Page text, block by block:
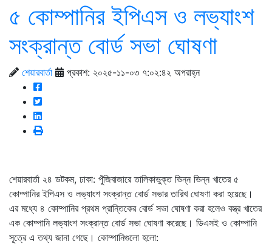
৫ কোম্পানির ইপিএস ও লভ্যাংশ
সংক্রান্ত বোর্ড সভা ঘোষণা
শেয়ারবার্তা প্রকাশ: ২০২৫-১১-০৩ ৭:০২:৪২ অপরাহ্ন
শেয়ারবার্তা ২৪ ডটকম, ঢাকা: পুঁজিবাজারে তালিকাভুক্ত ভিন্ন ভিন্ন খাতের ৫
কোম্পানির ইপিএস ও লভ্যাংশ সংক্রান্ত বোর্ড সভার তারিখ ঘোষণা করা হয়েছে।
এর মধ্যে ৪ কোম্পানির প্রথম প্রান্তিকের বোর্ড সভা ঘোষণা করা হলেও বস্ত্র খাতের
এক কোম্পানি লভ্যাংশ সংক্রান্ত বোর্ড সভা ঘোষণা করেছে। ডিএসই ও কোম্পানি
সূত্রে এ তথ্য জানা গেছে। কোম্পানিগুলো হলো: